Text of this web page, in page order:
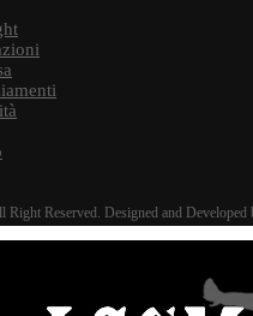
Right Reserved. Designed and Developed